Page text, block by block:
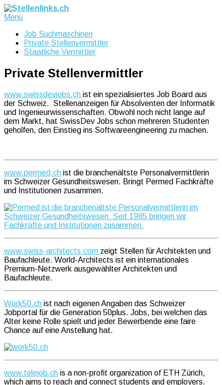
Menü
Job Suchmaschinen
Private Stellenvermittler
Staatliche Vermittler
Private Stellenvermittler
www.swissdevjobs.ch ist ein spezialisiertes Job Board aus
der Schweiz. Stellenanzeigen für Absolventen der Informatik
und Ingenieurwissenschaften. Obwohl noch nicht lange auf
dem Markt, hat SwissDev Jobs schon mehreren Studenten
geholfen, den Einstieg ins Softwareengineering zu machen.
www.permed.ch ist die branchenältste Personalvermittlerin
im Schweizer Gesundheitswesen. Bringt Permed Fachkräfte
und Institutionen zusammen.
www.swiss-architects.com zeigt Stellen für Architekten und
Baufachleute. World-Architects ist ein internationales
Premium-Netzwerk ausgewählter Architekten und
Baufachleute.
Work50.ch ist nach eigenen Angaben das Schweizer
Jobportal für die Generation 50plus. Jobs, bei welchen das
Alter keine Rolle spielt und jeder Bewerbende eine faire
Chance auf eine Anstellung hat.
www.telejob.ch is a non-profit organization of ETH Zürich,
which aims to reach and connect students and employers.